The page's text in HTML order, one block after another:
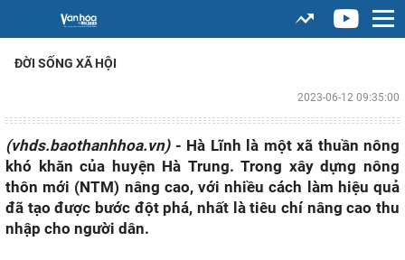
ĐỜI SỐNG XÃ HỘI
2023-06-12 09:35:00
(vhds.baothanhhoa.vn)- Hà Lĩnh là một xã thuần nông
khó khăn của huyện Hà Trung. Trong xây dựng nông
thôn mới (NTM) nâng cao, với nhiều cách làm hiệu quả
đã tạo được bước đột phá, nhất là tiêu chí nâng cao thu
nhập cho người dân.